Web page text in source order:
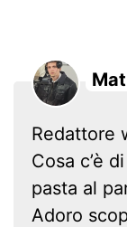
Redattore
Cosa c’è
pasta al
Adoro